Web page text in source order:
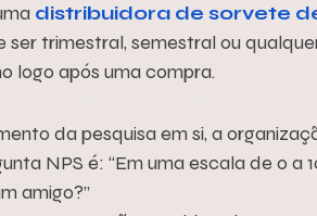
distribuidora de sorvete
ser trimestral, semestral ou
logo após uma compra.
da pesquisa em si, a
NPS é: “Em uma escala de 0 a
amigo?”